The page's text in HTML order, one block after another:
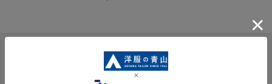
INFORMATION